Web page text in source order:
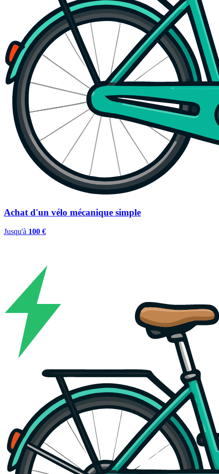
Achat d'un vélo mécanique simple
Jusqu'à 100 €